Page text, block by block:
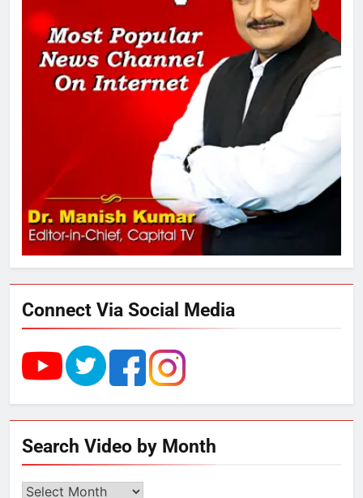
अमर शहीद ठाकुर रोशन सिंह के नाम पर
स्वरूप रानी नेहरू चिकित्सालय का
नामकरण करने की मांग को लेकर
अनिश्चितकालीन धरना शुरू
289 एकड़ भूमि पर विकसित होगा कार्बन-
फ्री डेटा सेंटर, हजारों उच्च-कुशल
रोजगार सृजन की संभावना
4
UP में ग्रामीण बिजली आपूर्ति से कृषि,
डेयरी, कुटीर उद्योग और स्वरोजगार को
मिला बढ़ावा
राम की नगरी अयोध्या में आने वाले भक्तों
का स्वागत करेगा लक्ष्मण द्वार
उत्तर प्रदेश में गांवों में बढ़ेंगी सुविधाएं: 67%
बढ़ा पंचायतों का बजट
Connect Via Social Media
Search Video by Month
Search